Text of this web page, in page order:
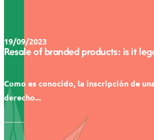
19/09/2023
Resale of branded products: is it
Como es conocido, la inscripción de
derecho...